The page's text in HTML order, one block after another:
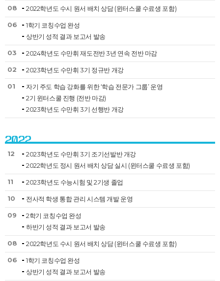
08 2022학년도 수시 원서 배치 상담 (윈터스쿨 수료생 포함)
06
1학기 코칭수업 완성
상반기 성적 결과 보고서 발송
03 2024학년도 수만휘 재도전반 3년 연속 전반 마감
02 2023학년도 수만휘 3기 정규반 개강
01
자기 주도 학습 강화를 위한 ‘학습 전문가 그룹’ 운영
2기 윈터스쿨 진행 (전반 마감)
2023학년도 수만휘 3기 선행반 개강
2022
12
2023학년도 수만휘 3기 조기선발반 개강
2022학년도 정시 원서 배치 상담 실시 (윈터스쿨 수료생 포함)
11 2023학년도 수능시험 및 2기생 졸업
10 전사적 학생 통합 관리 시스템 개발 운영
09
2학기 코칭수업 완성
하반기 성적 결과 보고서 발송
08 2022학년도 수시 원서 배치 상담 (윈터스쿨 수료생 포함)
06
1학기 코칭수업 완성
상반기 성적 결과 보고서 발송